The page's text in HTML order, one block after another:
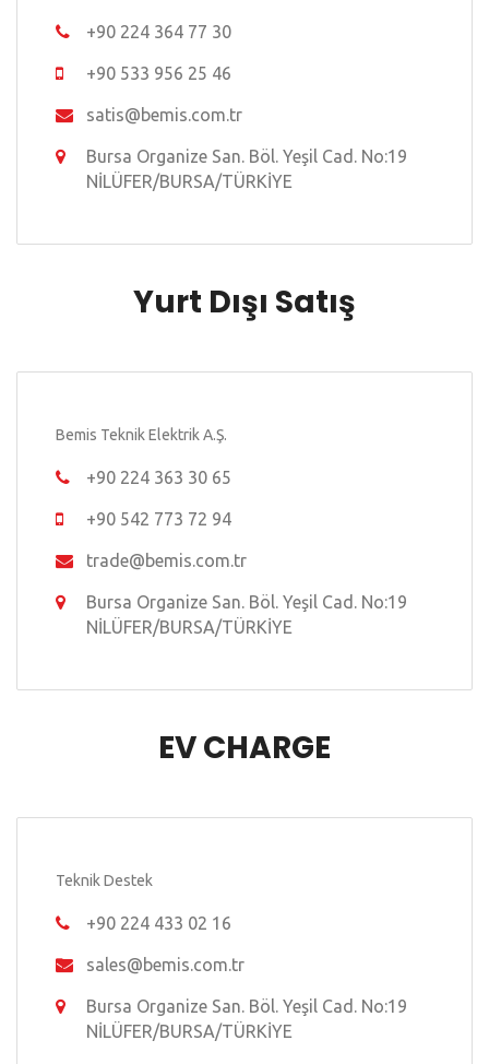
+90 224 364 77 30
+90 533 956 25 46
satis@bemis.com.tr
Bursa Organize San. Böl. Yeşil Cad. No:19
NİLÜFER/BURSA/TÜRKİYE
Yurt Dışı Satış
Bemis Teknik Elektrik A.Ş.
+90 224 363 30 65
+90 542 773 72 94
trade@bemis.com.tr
Bursa Organize San. Böl. Yeşil Cad. No:19
NİLÜFER/BURSA/TÜRKİYE
EV CHARGE
Teknik Destek
+90 224 433 02 16
sales@bemis.com.tr
Bursa Organize San. Böl. Yeşil Cad. No:19
NİLÜFER/BURSA/TÜRKİYE